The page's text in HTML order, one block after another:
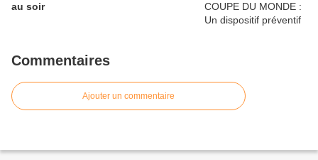
au soir
Commentaires
Ajouter un commentaire